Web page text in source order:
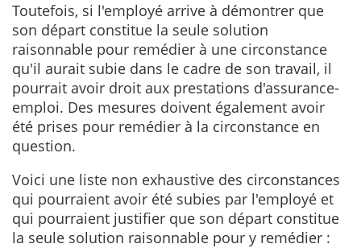
Toutefois, si l'employé arrive à démontrer que
son départ constitue la seule solution
raisonnable pour remédier à une circonstance
qu'il aurait subie dans le cadre de son travail, il
pourrait avoir droit aux prestations d'assurance-
emploi. Des mesures doivent également avoir
été prises pour remédier à la circonstance en
question.
Voici une liste non exhaustive des circonstances
qui pourraient avoir été subies par l'employé et
qui pourraient justifier que son départ constitue
la seule solution raisonnable pour y remédier :